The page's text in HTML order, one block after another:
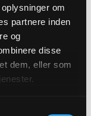
om
partnere inden
og
disse
dem, eller som
en af de
i verden for:
os på
møder os i
også med